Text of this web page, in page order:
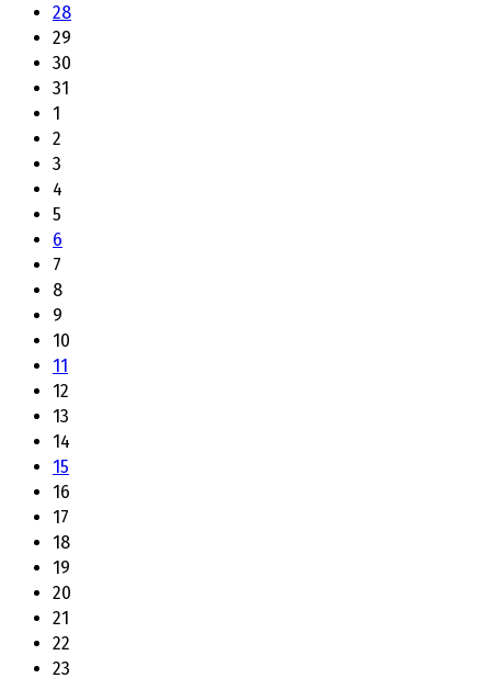
28
29
30
31
1
2
3
4
5
6
7
8
9
10
11
12
13
14
15
16
17
18
19
20
21
22
23